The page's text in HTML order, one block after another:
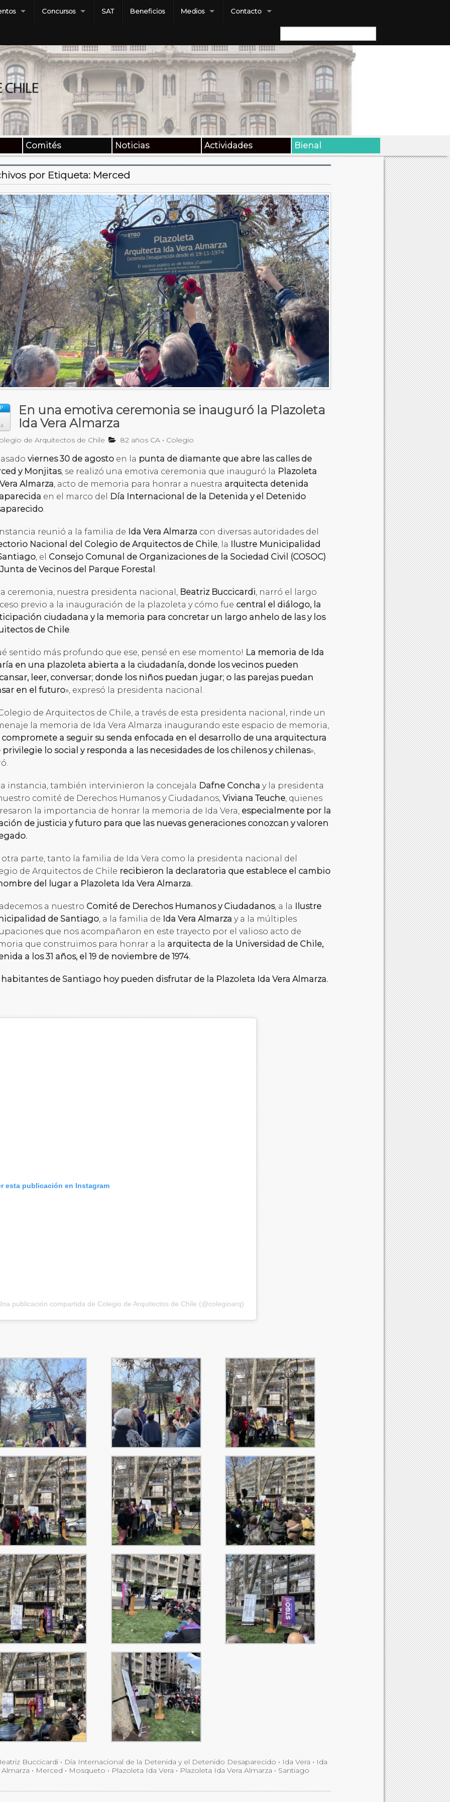
Concursos SAT Beneficios Medios Contacto
Buscar:
Comités Noticias Actividades Bienal
por Etiqueta: Merced
En una emotiva ceremonia se inauguró la Plazoleta
Ida Vera Almarza
de Arquitectos de Chile 82 años CA • Colegio
viernes 30 de agosto en la punta de diamante que abre las calles de
y Monjitas, se realizó una emotiva ceremonia que inauguró la Plazoleta
Almarza, acto de memoria para honrar a nuestra arquitecta detenida
en el marco del
Día Internacional de la Detenida y el Detenido
.
reunió a la familia de Ida Vera Almarza con diversas autoridades del
Nacional del Colegio de Arquitectos de Chile, la Ilustre Municipalidad
, el Consejo Comunal de Organizaciones de la Sociedad Civil (COSOC)
de Vecinos del Parque Forestal .
ceremonia, nuestra presidenta nacional, Beatriz Buccicardi, narró el largo
previo a la inauguración de la plazoleta y cómo fue central el diálogo, la
ciudadana y la memoria para concretar un largo anhelo de las y los
de Chile.
sentido más profundo que ese, pensé en ese momento! La memoria de Ida
en una plazoleta abierta a la ciudadanía, donde los vecinos pueden
leer, conversar; donde los niños puedan jugar; o las parejas puedan
en el futuro», expresó la presidenta nacional.
de Arquitectos de Chile, a través de esta presidenta nacional, rinde un
la memoria de Ida Vera Almarza inaugurando este espacio de memoria,
compromete a seguir su senda enfocada en el desarrollo de una arquitectura
privilegie lo social y responda a las necesidades de los chilenos y chilenas»,
instancia, también intervinieron la concejala Dafne Concha y la presidenta
comité de Derechos Humanos y Ciudadanos, Viviana Teuche, quienes
la importancia de honrar la memoria de Ida Vera, especialmente por la
de justicia y futuro para que las nuevas generaciones conozcan y valoren
parte, tanto la familia de Ida Vera como la presidenta nacional del
de Arquitectos de Chile recibieron la declaratoria que establece el cambio
del lugar a Plazoleta Ida Vera Almarza.
a nuestro Comité de Derechos Humanos y Ciudadanos, a la Ilustre
de Santiago, a la familia de Ida Vera Almarza y a la múltiples
que nos acompañaron en este trayecto por el valioso acto de
que construimos para honrar a la arquitecta de la Universidad de Chile,
a los 31 años, el 19 de noviembre de 1974.
habitantes de Santiago hoy pueden disfrutar de la Plazoleta Ida Vera Almarza.
esta publicación en Instagram
publicación compartida de Colegio de Arquitectos de Chile (@colegioarq)
Buccicardi • Día Internacional de la Detenida y el Detenido Desaparecido • Ida Vera • Ida
Almarza • Merced • Mosqueto • Plazoleta Ida Vera • Plazoleta Ida Vera Almarza • Santiago